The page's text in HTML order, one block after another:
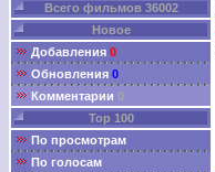
Всего фильмов 36002
Новое
Добавления 0
Обновления 0
Комментарии 0
Top 100
По просмотрам
По голосам